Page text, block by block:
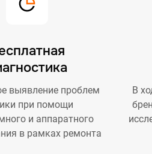
выявление проблем
при помощи
и аппаратного
в рамках ремонта
В